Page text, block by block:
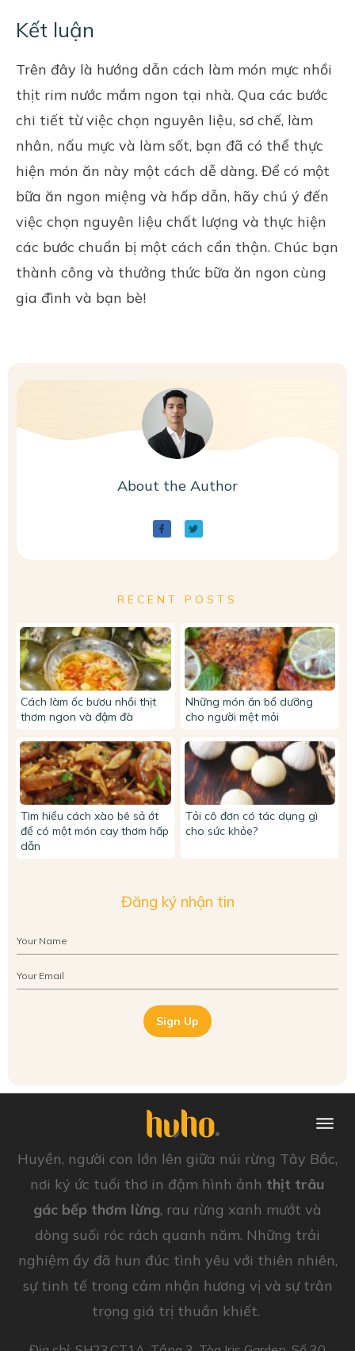
Kết luận
Trên đây là hướng dẫn cách làm món mực nhồi
thịt rim nước mắm ngon tại nhà. Qua các bước
chi tiết từ việc chọn nguyên liệu, sơ chế, làm
nhân, nấu mực và làm sốt, bạn đã có thể thực
hiện món ăn này một cách dễ dàng. Để có một
bữa ăn ngon miệng và hấp dẫn, hãy chú ý đến
việc chọn nguyên liệu chất lượng và thực hiện
các bước chuẩn bị một cách cẩn thận. Chúc bạn
thành công và thưởng thức bữa ăn ngon cùng
gia đình và bạn bè!
About the Author
RECENT POSTS
Cách làm ốc bươu nhồi thịt
thơm ngon và đậm đà
Những món ăn bổ dưỡng
cho người mệt mỏi
Tìm hiểu cách xào bê sả ớt
để có một món cay thơm hấp
dẫn
Tỏi cô đơn có tác dụng gì
cho sức khỏe?
Đăng ký nhận tin
Sign Up
Huyền, người con lớn lên giữa núi rừng Tây Bắc,
nơi ký ức tuổi thơ in đậm hình ảnh thịt trâu
gác bếp thơm lừng, rau rừng xanh mướt và
dòng suối róc rách quanh năm. Những trải
nghiệm ấy đã hun đúc tình yêu với thiên nhiên,
sự tinh tế trong cảm nhận hương vị và sự trân
trọng giá trị thuần khiết.